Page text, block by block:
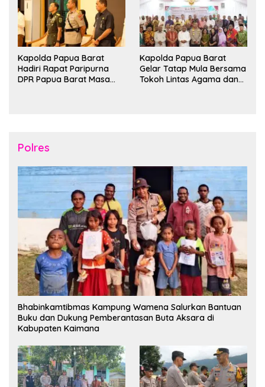
Kapolda Papua Barat
Hadiri Rapat Paripurna
DPR Papua Barat Masa
Kapolda Papua Barat
Gelar Tatap Mula Bersama
Tokoh Lintas Agama dan
Polres
Bhabinkamtibmas Kampung Wamena Salurkan Bantuan
Buku dan Dukung Pemberantasan Buta Aksara di
Kabupaten Kaimana